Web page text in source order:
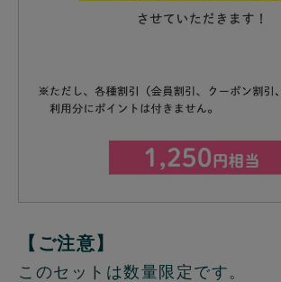
【ご注意】
このセットは数量限定です。